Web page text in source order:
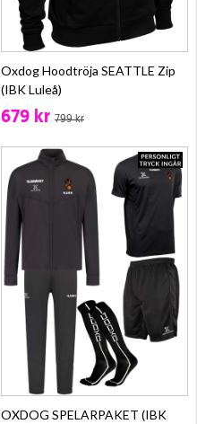
Oxdog Hoodtröja SEATTLE Zip
(IBK Luleå)
679 kr 799 kr
OXDOG SPELARPAKET (IBK